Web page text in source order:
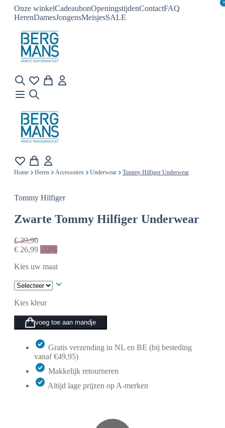
Onze winkelCadeaubonOpeningstijdenContactFAQ
HerenDamesJongensMeisjesSALE
×
×
Home Heren Accessoires Underwear Tommy Hilfiger Underwear
Tommy Hilfiger
Zwarte Tommy Hilfiger Underwear
€39,90
€ 26,99 -32%
Kies uw maat
Kies kleur
voeg toe aan mandje
Gratis verzending in NL en BE (bij besteding
vanaf €49,95)
Makkelijk retourneren
Altijd lage prijzen op A-merken